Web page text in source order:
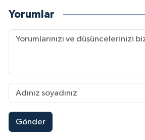
Yorumlar
Gönder